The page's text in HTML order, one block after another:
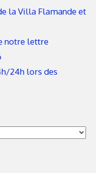
la Villa Flamande et
notre lettre
24h lors des